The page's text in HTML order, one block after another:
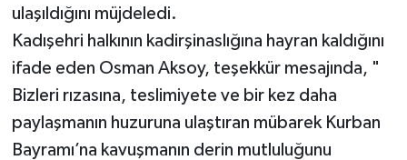
ulaşıldığını müjdeledi.
Kadışehri halkının kadirşinaslığına hayran kaldığını
ifade eden Osman Aksoy, teşekkür mesajında, "
Bizleri rızasına, teslimiyete ve bir kez daha
paylaşmanın huzuruna ulaştıran mübarek Kurban
Bayramı’na kavuşmanın derin mutluluğunu